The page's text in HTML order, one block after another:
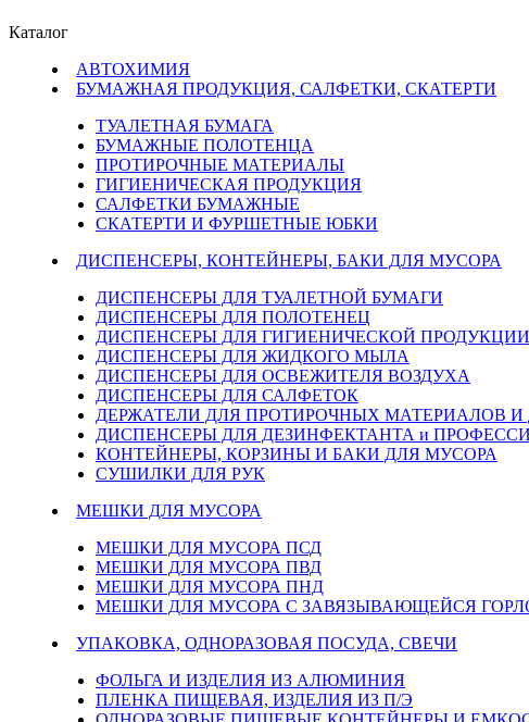
Каталог
АВТОХИМИЯ
БУМАЖНАЯ ПРОДУКЦИЯ, САЛФЕТКИ, СКАТЕРТИ
ТУАЛЕТНАЯ БУМАГА
БУМАЖНЫЕ ПОЛОТЕНЦА
ПРОТИРОЧНЫЕ МАТЕРИАЛЫ
ГИГИЕНИЧЕСКАЯ ПРОДУКЦИЯ
САЛФЕТКИ БУМАЖНЫЕ
СКАТЕРТИ И ФУРШЕТНЫЕ ЮБКИ
ДИСПЕНСЕРЫ, КОНТЕЙНЕРЫ, БАКИ ДЛЯ МУСОРА
ДИСПЕНСЕРЫ ДЛЯ ТУАЛЕТНОЙ БУМАГИ
ДИСПЕНСЕРЫ ДЛЯ ПОЛОТЕНЕЦ
ДИСПЕНСЕРЫ ДЛЯ ГИГИЕНИЧЕСКОЙ ПРОДУКЦИИ
ДИСПЕНСЕРЫ ДЛЯ ЖИДКОГО МЫЛА
ДИСПЕНСЕРЫ ДЛЯ ОСВЕЖИТЕЛЯ ВОЗДУХА
ДИСПЕНСЕРЫ ДЛЯ САЛФЕТОК
ДЕРЖАТЕЛИ ДЛЯ ПРОТИРОЧНЫХ МАТЕРИАЛОВ И
ДИСПЕНСЕРЫ ДЛЯ ДЕЗИНФЕКТАНТА и
КОНТЕЙНЕРЫ, КОРЗИНЫ И БАКИ ДЛЯ МУСОРА
СУШИЛКИ ДЛЯ РУК
МЕШКИ ДЛЯ МУСОРА
МЕШКИ ДЛЯ МУСОРА ПСД
МЕШКИ ДЛЯ МУСОРА ПВД
МЕШКИ ДЛЯ МУСОРА ПНД
МЕШКИ ДЛЯ МУСОРА С ЗАВЯЗЫВАЮЩЕЙСЯ
УПАКОВКА, ОДНОРАЗОВАЯ ПОСУДА, СВЕЧИ
ФОЛЬГА И ИЗДЕЛИЯ ИЗ АЛЮМИНИЯ
ПЛЕНКА ПИЩЕВАЯ, ИЗДЕЛИЯ ИЗ П/Э